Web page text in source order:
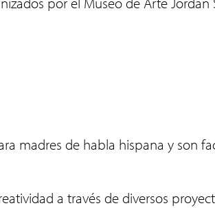
madres de habla hispana y son
a través de diversos